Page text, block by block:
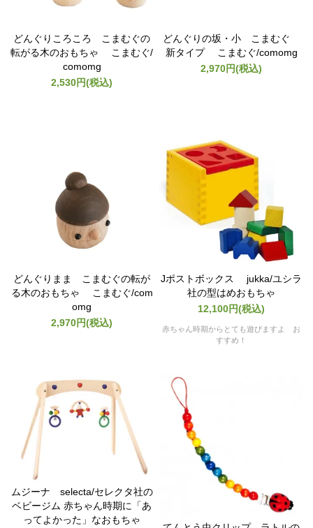
どんぐりころころ こまむぐの
転がる木のおもちゃ こまむぐ/
comomg
2,530円(税込)
どんぐりの坂・小 こまむぐ
新タイプ こまむぐ/comomg
2,970円(税込)
どんぐりまま こまむぐの転が
る木のおもちゃ こまむぐ/com
omg
2,970円(税込)
Jポストボックス jukka/ユシラ
社の型はめおもちゃ
12,100円(税込)
赤ちゃん時期からとても遊びますよ お
すすめ！
ムジーナ selecta/セレクタ社の
ベビージム 赤ちゃん時期に「あ
ってよかった」なおもちゃ